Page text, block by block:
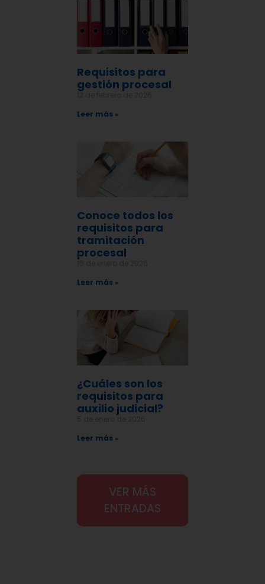
Requisitos para
gestión procesal
Leer más »
Conoce todos los
requisitos para
tramitación
procesal
Leer más »
¿Cuáles son los
requisitos para
auxilio judicial?
Leer más »
VER MÁS
ENTRADAS